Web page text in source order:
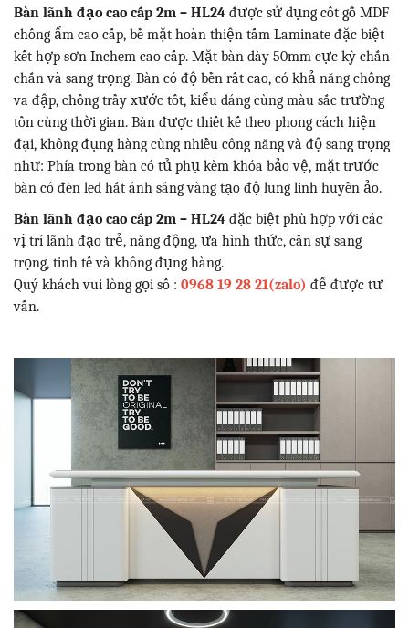
Bàn lãnh đạo cao cấp 2m – HL24 được sử dụng cốt gỗ MDF
chống ẩm cao cấp, bề mặt hoàn thiện tấm Laminate đặc biệt
kết hợp sơn Inchem cao cấp. Mặt bàn dày 50mm cực kỳ chắn
chắn và sang trọng. Bàn có độ bền rất cao, có khả năng chống
va đập, chống trầy xước tốt, kiểu dáng cùng màu sắc trường
tồn cùng thời gian. Bàn được thiết kế theo phong cách hiện
đại, không đụng hàng cùng nhiều công năng và độ sang trọng
như: Phía trong bàn có tủ phụ kèm khóa bảo vệ, mặt trước
bàn có đèn led hắt ánh sáng vàng tạo độ lung linh huyền ảo.
Bàn lãnh đạo cao cấp 2m – HL24 đặc biệt phù hợp với các
vị trí lãnh đạo trẻ, năng động, ưa hình thức, cần sự sang
trọng, tinh tế và không đụng hàng.
Quý khách vui lòng gọi số : 0968 19 28 21(zalo) để được tư
vấn.